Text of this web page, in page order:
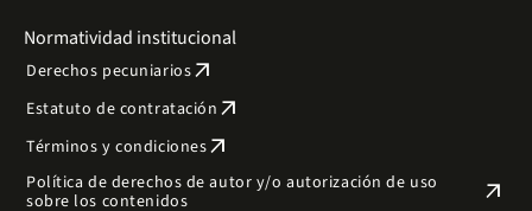
Normatividad institucional
Derechos pecuniariosarrow_outward
Estatuto de contratación arrow_outward
Términos y condicionesarrow_outward
Política de derechos de autor y/o autorización de uso
sobre los contenidos
arrow_outward